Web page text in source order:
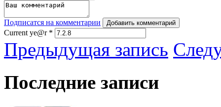
Подписатся на комментарии Добавить комментарий
Current ye@r *
Предыдущая запись
Последние записи